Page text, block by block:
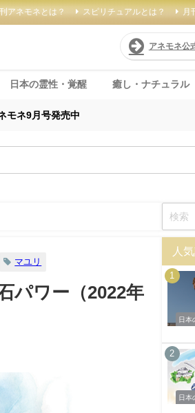
刊アネモネとは？ スピリチュアルとは？ 月
アネモネ公
日本の霊性・覚醒 癒し・ナチュラル
モネ9月号発売中
マユリ
パワー（2022年
人
日本
日本